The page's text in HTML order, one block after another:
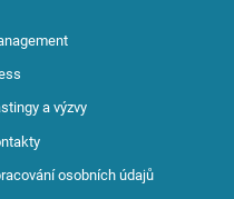
a výzvy
osobních údajů